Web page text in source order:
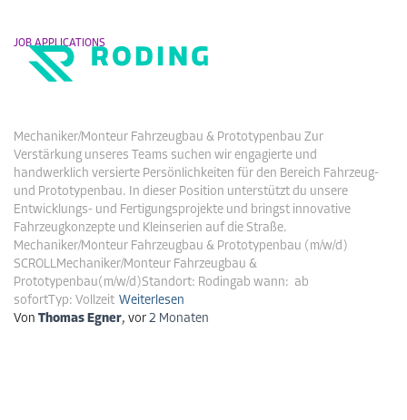
JOB APPLICATIONS
Mechaniker/Monteur Fahrzeugbau &
Mechaniker/Monteur Fahrzeugbau & Prototypenbau Zur
Verstärkung unseres Teams suchen wir engagierte und
handwerklich versierte Persönlichkeiten für den Bereich Fahrzeug-
und Prototypenbau. In dieser Position unterstützt du unsere
Entwicklungs- und Fertigungsprojekte und bringst innovative
Fahrzeugkonzepte und Kleinserien auf die Straße.
Mechaniker/Monteur Fahrzeugbau & Prototypenbau (m/w/d)
SCROLLMechaniker/Monteur Fahrzeugbau &
Prototypenbau(m/w/d)Standort: Rodingab wann: ab
sofortTyp: Vollzeit Weiterlesen
Von Thomas Egner, vor 2 Monaten